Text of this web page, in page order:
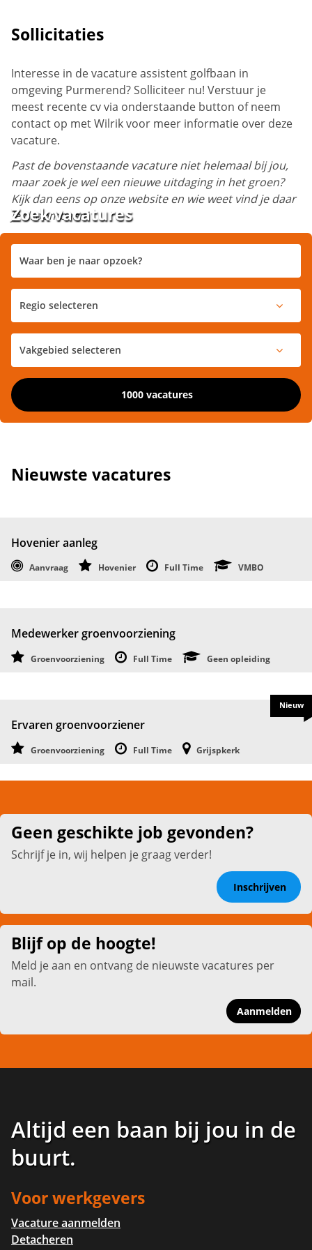
Sollicitaties
Interesse in de vacature assistent golfbaan in
omgeving Purmerend? Solliciteer nu! Verstuur je
meest recente cv via onderstaande button of neem
contact op metWilrikvoor meer informatie over deze
vacature.
Past de bovenstaande vacature niet helemaal bij jou,
maar zoek je wel een nieuwe uitdaging in het groen?
Kijk dan eens op onze website en wie weet vind je daar
je droombaan!
Zoek vacatures
1000 vacatures
Nieuwste vacatures
Hovenier aanleg
Aanvraag Hovenier Full Time VMBO
Medewerker groenvoorziening
Groenvoorziening Full Time Geen opleiding
Ervaren groenvoorziener
Groenvoorziening Full Time Grijspkerk
Nieuw
Geen geschikte job gevonden?
Schrijf je in, wij helpen je graag verder!
Inschrijven
Blijf op de hoogte!
Meld je aan en ontvang de nieuwste vacatures per
mail.
Aanmelden
Altijd een baan bij jou in de
buurt.
Voor werkgevers
Vacature aanmelden
Detacheren